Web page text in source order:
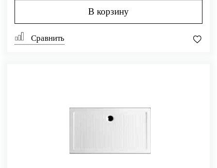
В корзину
Сравнить